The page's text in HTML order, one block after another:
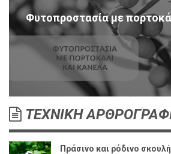
Φυτοπροστασία με
ΤΕΧΝΙΚΗ
Πράσινο και ρόδινο